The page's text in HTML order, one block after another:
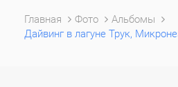
Главная Фото
Альбомы
Дайвинг в лагуне Трук,